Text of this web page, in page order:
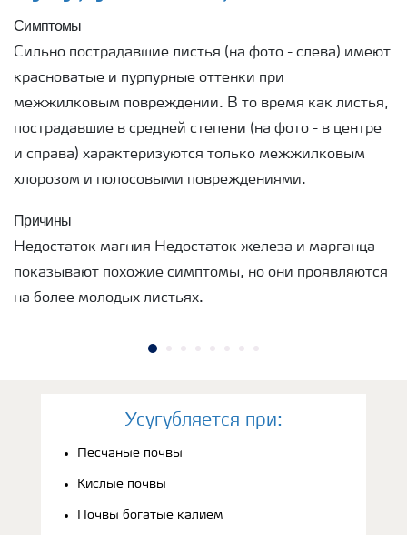
Симптомы
Сильно пострадавшие листья (на фото - слева) имеют
красноватые и пурпурные оттенки при
межжилковым повреждении. В то время как листья,
пострадавшие в средней степени (на фото - в центре
и справа) характеризуются только межжилковым
хлорозом и полосовыми повреждениями.
Причины
Недостаток магния Недостаток железа и марганца
показывают похожие симптомы, но они проявляются
на более молодых листьях.
Усугубляется при:
Песчаные почвы
Кислые почвы
Почвы богатые калием